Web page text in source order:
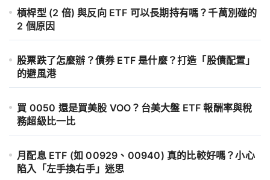
槓桿型 (2 倍) 與反向 ETF 可以長期持有嗎？千萬別碰的
2 個原因
股票跌了怎麼辦？債券 ETF 是什麼？打造「股債配置」
的避風港
買 0050 還是買美股 VOO？台美大盤 ETF 報酬率與稅
務超級比一比
月配息 ETF (如 00929、00940) 真的比較好嗎？小心
陷入「左手換右手」迷思